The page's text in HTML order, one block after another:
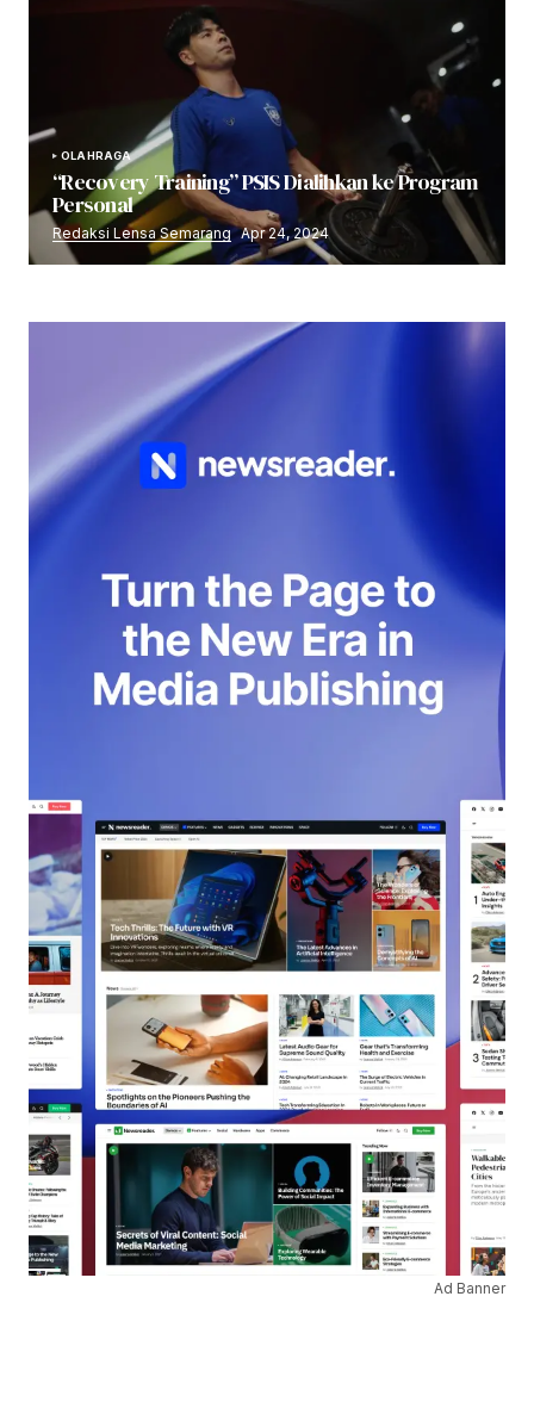
OLAHRAGA
“Recovery Training” PSIS Dialihkan ke Program
Personal
Redaksi Lensa Semarang Apr 24, 2024
Ad Banner